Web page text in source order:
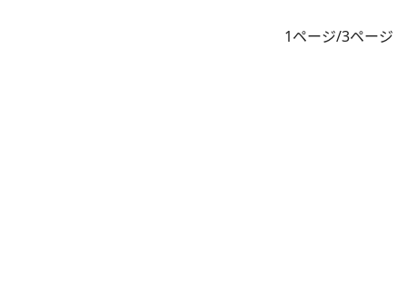
1ページ/3ページ